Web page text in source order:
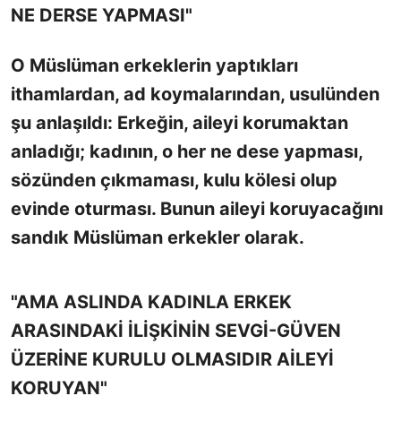
NE DERSE YAPMASI"
O Müslüman erkeklerin yaptıkları
ithamlardan, ad koymalarından, usulünden
şu anlaşıldı: Erkeğin, aileyi korumaktan
anladığı; kadının, o her ne dese yapması,
sözünden çıkmaması, kulu kölesi olup
evinde oturması. Bunun aileyi koruyacağını
sandık Müslüman erkekler olarak.
"AMA ASLINDA KADINLA ERKEK
ARASINDAKİ İLİŞKİNİN SEVGİ-GÜVEN
ÜZERİNE KURULU OLMASIDIR AİLEYİ
KORUYAN"